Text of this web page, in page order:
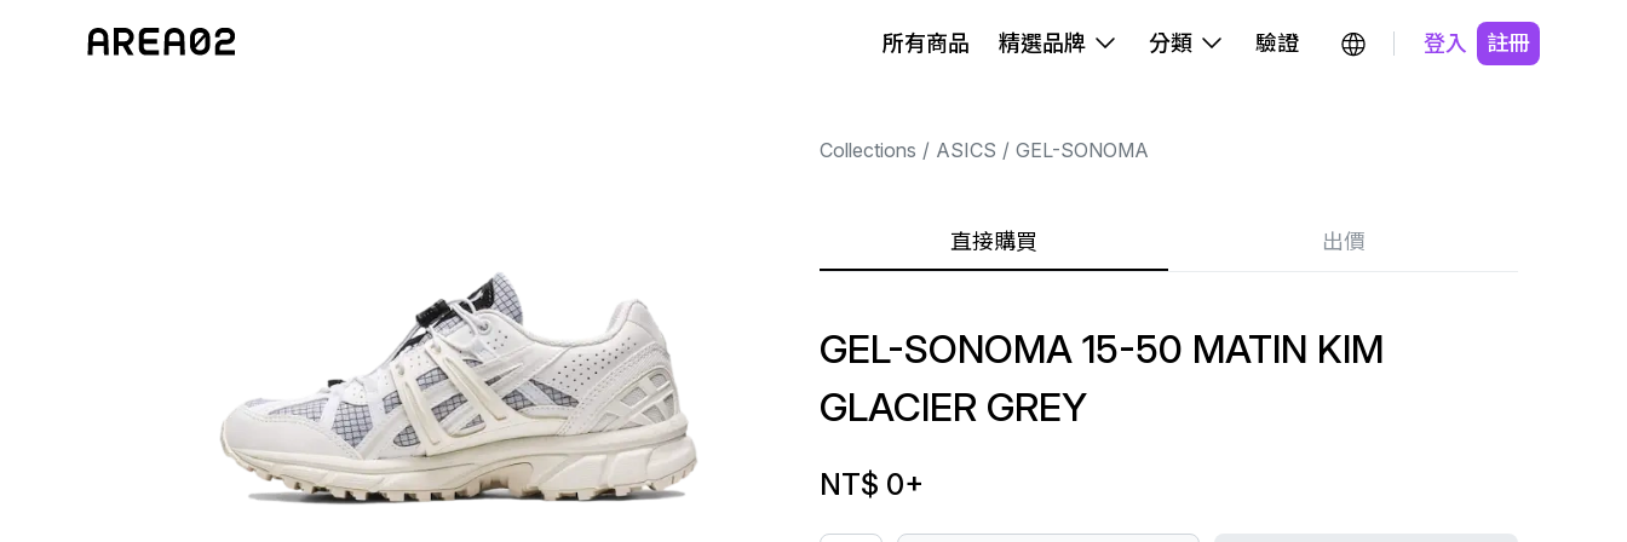
所有商品 精選品牌 分類 驗證 登入 註冊
Collections ASICS GEL-SONOMA
直接購買 出價
GEL-SONOMA 15-50 MATIN KIM
GLACIER GREY
NT$ 0+